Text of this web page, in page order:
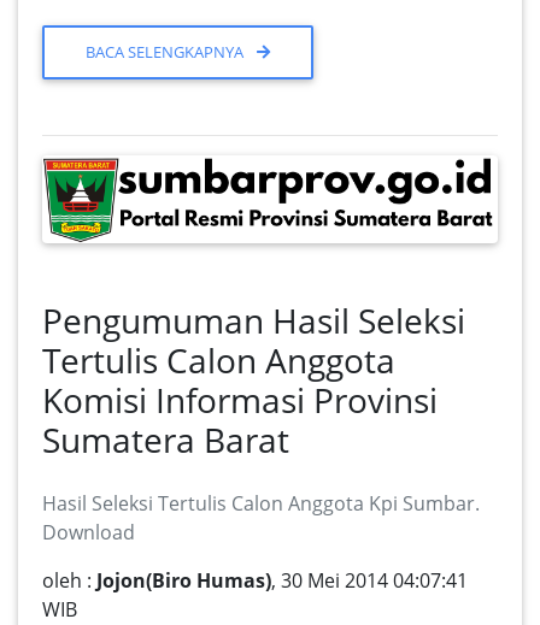
BACA SELENGKAPNYA
Pengumuman Hasil Seleksi
Tertulis Calon Anggota
Komisi Informasi Provinsi
Sumatera Barat
Hasil Seleksi Tertulis Calon Anggota Kpi Sumbar.
Download
oleh : Jojon(Biro Humas), 30 Mei 2014 04:07:41
WIB